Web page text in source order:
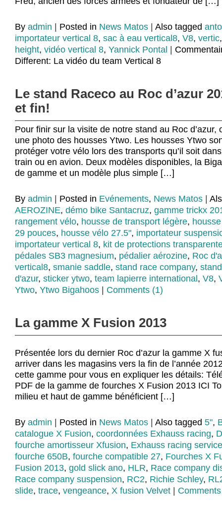
By admin Posted in News Matos Also tagged
importateur vertical 8, sac à eau vertical8, V8, vertic
height, vidéo vertical 8, Yannick Pontal
Different: La vidéo du team Vertical 8
Le stand Raceco au Roc d’azur
et fin!
Pour finir sur la visite de notre stand au Roc d’azur,
une photo des housses Ytwo. Les housses Ytwo
protéger votre vélo lors des transports qu’il soit
train ou en avion. Deux modèles disponibles, la
de gamme et un modèle plus simple […]
By admin Posted in Evénements, News Matos
AEROZINE, démo bike Santacruz, gamme trickx
rangement vélo, housse de transport légère,
29 pouces, housse vélo 27.5", importateur
importateur vertical 8, kit de protections
pédales SB3 magnesium, pédalier aérozine, Roc
vertical8, smanie saddle, stand race company,
d'azur, sticker ytwo, team lapierre international , V8,
Ytwo, Ytwo Bigahoos Comments (1)
La gamme X Fusion 2013
Présentée lors du dernier Roc d’azur la gamme X
arriver dans les magasins vers la fin de l’année
cette gamme pour vous en expliquer les détails:
PDF de la gamme de fourches X Fusion 2013 ICI
milieu et haut de gamme bénéficient […]
By admin Posted in News Matos Also tagged 5",
catalogue X Fusion, coordonnées Exhauss racing,
fourche amortisseur Xfusion, Exhauss racing
fourche 650B, fourche compatible 27, Fourches X
Fusion 2013, gold slick ano, HLR, Race company
Race company suspension, RC2, Richie Schley,
slide, trace, vengeance, X fusion Velvet